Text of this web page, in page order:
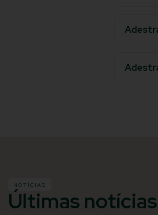
NOTÍCIAS
Últimas